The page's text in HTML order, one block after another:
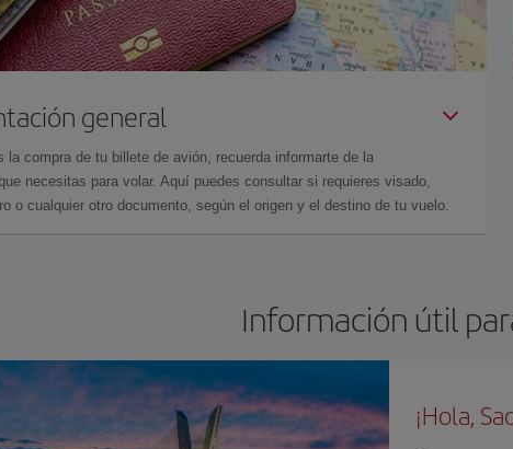
general
la compra de tu billete de avión, recuerda informarte de la
necesitas para volar. Aquí puedes consultar si requieres visado,
o cualquier otro documento, según el origen y el destino de tu vuelo.
Información útil
¡Hola,